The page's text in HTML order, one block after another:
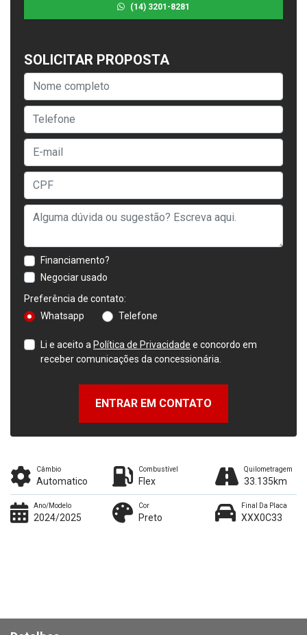
(14) 3201-8281
SOLICITAR PROPOSTA
Financiamento?
Negociar usado
Preferência de contato:
Whatsapp
Telefone
Li e aceito a Política de Privacidade e concordo em
receber comunicações da concessionária.
ENTRAR EM CONTATO
Câmbio
Automatico
Combustível
Flex
Quilometragem
33.135km
Ano/Modelo
2024/2025
Cor
Preto
Final Da Placa
XXX0C33